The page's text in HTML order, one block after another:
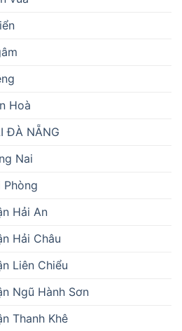
Hoà
ĐÀ NẴNG
Nai
Hải An
Hải Châu
Liên Chiểu
Ngũ Hành Sơn
Thanh Khê